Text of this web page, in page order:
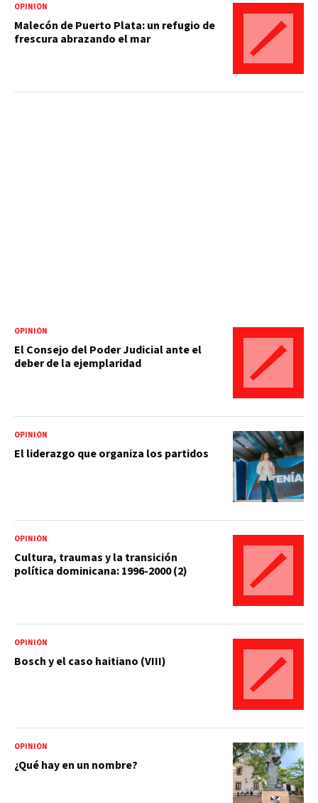
OPINIÓN
Malecón de Puerto Plata: un refugio de
frescura abrazando el mar
OPINIÓN
El Consejo del Poder Judicial ante el
deber de la ejemplaridad
OPINIÓN
El liderazgo que organiza los partidos
OPINIÓN
Cultura, traumas y la transición
política dominicana: 1996-2000 (2)
OPINIÓN
Bosch y el caso haitiano (VIII)
OPINIÓN
¿Qué hay en un nombre?